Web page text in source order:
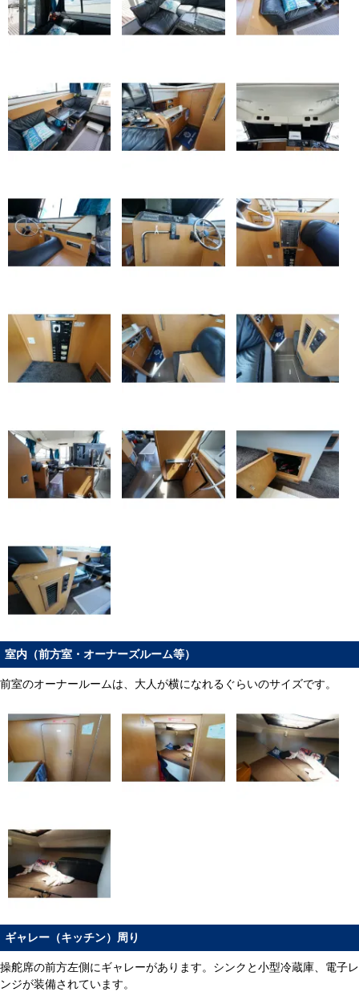
室内（前方室・オーナーズルーム等）
前室のオーナールームは、大人が横になれるぐらいのサイズです。
ギャレー（キッチン）周り
操舵席の前方左側にギャレーがあります。シンクと小型冷蔵庫、電子レ
ンジが装備されています。